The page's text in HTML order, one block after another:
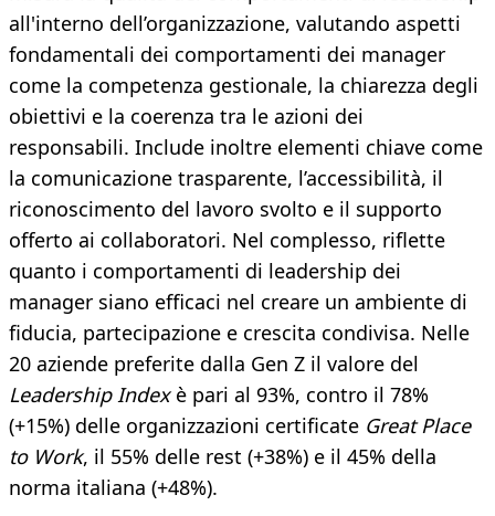
all'interno dell’organizzazione, valutando aspetti
fondamentali dei comportamenti dei manager
come la competenza gestionale, la chiarezza degli
obiettivi e la coerenza tra le azioni dei
responsabili. Include inoltre elementi chiave come
la comunicazione trasparente, l’accessibilità, il
riconoscimento del lavoro svolto e il supporto
offerto ai collaboratori. Nel complesso, riflette
quanto i comportamenti di leadership dei
manager siano efficaci nel creare un ambiente di
fiducia, partecipazione e crescita condivisa. Nelle
20 aziende preferite dalla Gen Z il valore del
Leadership Indexè pari al 93%, contro il 78%
(+15%) delle organizzazioni certificate Great Place
to Work, il 55% delle rest (+38%) e il 45% della
norma italiana (+48%).